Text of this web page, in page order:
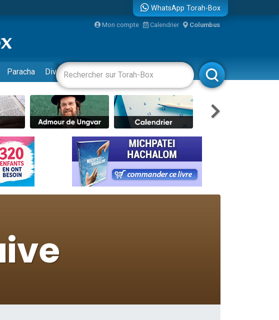
de violences...
les Enfants
WhatsApp Torah-Box
Mon compte Calendrier Columbus
Paracha Divertissements Livres Rabbanim